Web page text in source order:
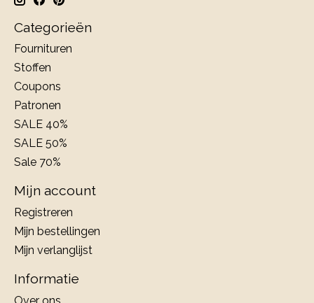
Categorieën
Fournituren
Stoffen
Coupons
Patronen
SALE 40%
SALE 50%
Sale 70%
Mijn account
Registreren
Mijn bestellingen
Mijn verlanglijst
Informatie
Over ons